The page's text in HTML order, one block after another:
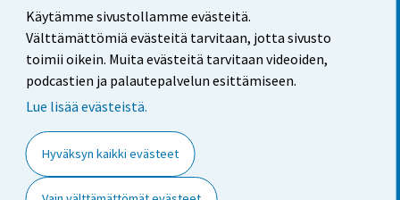
Käytämme sivustollamme evästeitä.
Välttämättömiä evästeitä tarvitaan, jotta sivusto
toimii oikein. Muita evästeitä tarvitaan videoiden,
podcastien ja palautepalvelun esittämiseen.
Lue lisää evästeistä.
Hyväksyn kaikki evästeet
Palaute
Käyttöehdot
Saavutettavuus
Tietoa sivustosta